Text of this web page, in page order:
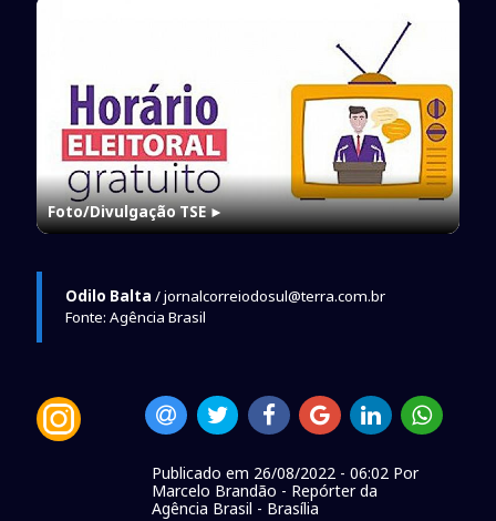
Foto/Divulgação TSE►
Odilo Balta / jornalcorreiodosul@terra.com.br
Fonte: Agência Brasil
Publicado em 26/08/2022 - 06:02 Por
Marcelo Brandão - Repórter da
Agência Brasil - Brasília